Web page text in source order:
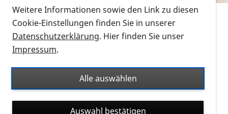
Thema Infomaterial auf der PRO RETINA-Website
für blinde und sehbehinderte Menschen an.
Auf dieser Seite finden Sie sämtliches Infomaterial
Ort. Nutzen Sie den Formatfilter, um ausschließlich
nach Flyern und Broschüren, Audios oder Videos zu
suchen. Die meisten Flyer und Broschüren werden in
verschiedenen Formaten angeboten: zur
Weitere Informationen sowie den Link zu diesen
Cookie-Einstellungen finden Sie in unserer
Datenschutzerklärung. Hier finden Sie unser
Impressum.
Alle auswählen
Auswahl bestätigen